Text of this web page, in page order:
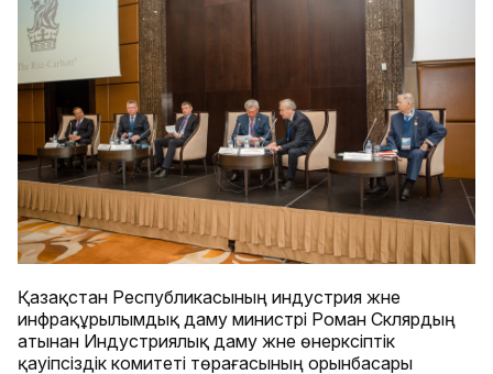
Қазақстан Республикасының индустрия және
инфрақұрылымдық даму министрі Роман Склярдың
атынан Индустриялық даму және өнеркәсіптік
қауіпсіздік комитеті төрағасының орынбасары